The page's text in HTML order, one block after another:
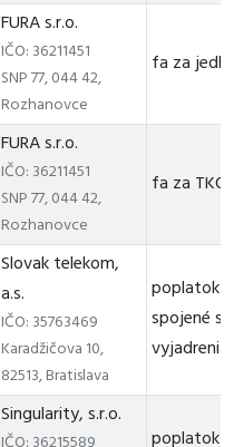
FURA s.r.o.
IČO: 36211451
SNP 77, 044 42,
Rozhanovce
fa za
FURA s.r.o.
IČO: 36211451
SNP 77, 044 42,
Rozhanovce
fa za TKO
Slovak telekom,
a.s.
IČO: 35763469
Karadžičova 10,
82513, Bratislava
poplatok
spojené s
vyjadrenia
Singularity, s.r.o.
poplatok